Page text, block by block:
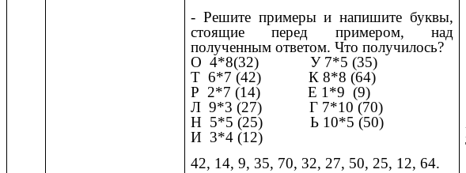
- Решите примеры и напишите буквы,
стоящие перед примером, над
полученным ответом. Что получилось?
О 4*8(32) У 7*5 (35)
Т 6*7 (42) К 8*8 (64)
Р 2*7 (14) Е 1*9 (9)
Л 9*3 (27) Г 7*10 (70)
Н 5*5 (25) Ь 10*5 (50)
И 3*4 (12)
42, 14, 9, 35, 70, 32, 27, 50, 25, 12, 64.